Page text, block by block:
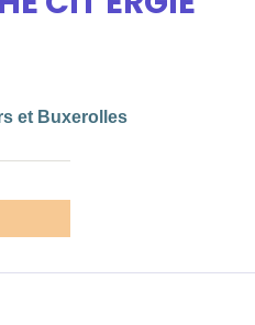
et Buxerolles